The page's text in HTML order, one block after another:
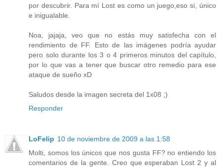
por descubrir. Para mí Lost es como un juego,eso si, único
e inigualable.
Noa, jajaja, veo que no estás muy satisfecha con el
rendimiento de FF. Esto de las imágenes podría ayudar
pero solo durante los 3 o 4 primeros minutos del capítulo,
por lo que vas a tener que buscar otro remedio para ese
ataque de sueño xD
Saludos desde la imagen secreta del 1x08 ;)
Responder
LoFelip 10 de noviembre de 2009 a las 1:58
Molti, somos los únicos que nos gusta FF? no entiendo los
comentarios de la gente. Creo que esperaban Lost 2 y al